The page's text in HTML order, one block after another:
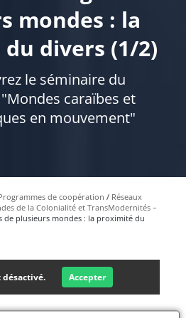
mondes : la
divers (1/2)
le séminaire du
caraïbes et
en mouvement"
de coopération
Réseaux
de la Colonialité et TransModernités –
de plusieurs mondes : la proximité du
désactivé. Accepter